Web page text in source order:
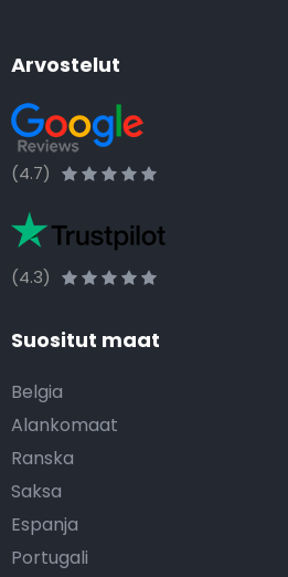
Arvostelut
(4.7)
(4.3)
Suositut maat
Belgia
Alankomaat
Ranska
Saksa
Espanja
Portugali